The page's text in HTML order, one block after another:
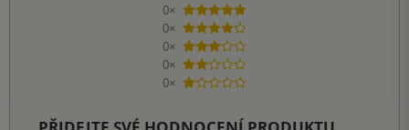
0×
5 hvězdiček
0×
4 hvězdičky
0×
3 hvězdičky
0×
2 hvězdičky
0×
1 hvezdička